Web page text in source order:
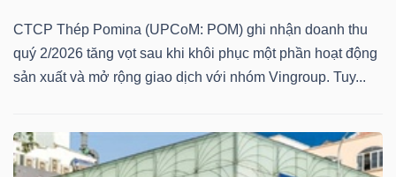
CTCP Thép Pomina (UPCoM: POM) ghi nhận doanh thu
quý 2/2026 tăng vọt sau khi khôi phục một phần hoạt động
sản xuất và mở rộng giao dịch với nhóm Vingroup. Tuy...